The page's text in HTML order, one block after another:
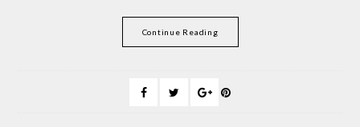
Continue Reading